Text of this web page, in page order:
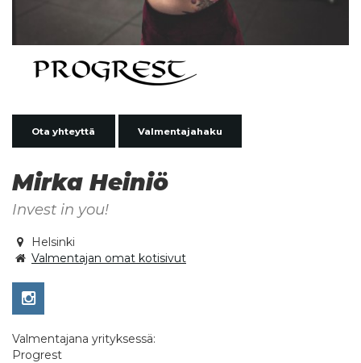
Ota yhteyttä Valmentajahaku
Mirka Heiniö
Invest in you!
Helsinki
Valmentajan omat kotisivut
Valmentajana yrityksessä:
Progrest